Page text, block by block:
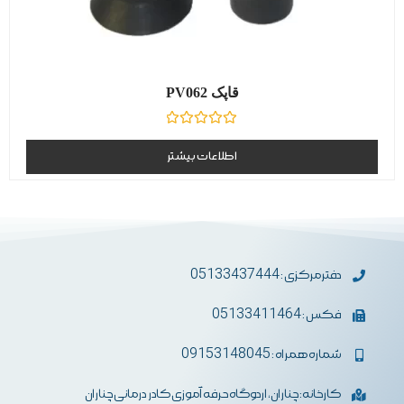
قاپک PV062
0
از
5
اطلاعات بیشتر
دفترمرکزی : 05133437444
فکس : 05133411464
شماره همراه : 09153148045
کارخانه: چناران، اردوگاه حرفه آموزی کادر درمانی چناران